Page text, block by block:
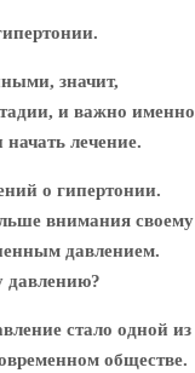
значит,
и важно именно
лечение.
о гипертонии.
внимания своему
давлением.
давлению?
стало одной из
обществе.